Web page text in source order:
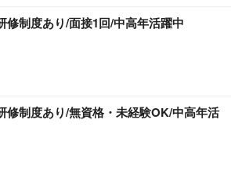
修制度あり/面接1回/中高年活躍中
修制度あり/無資格・未経験OK/中高年活